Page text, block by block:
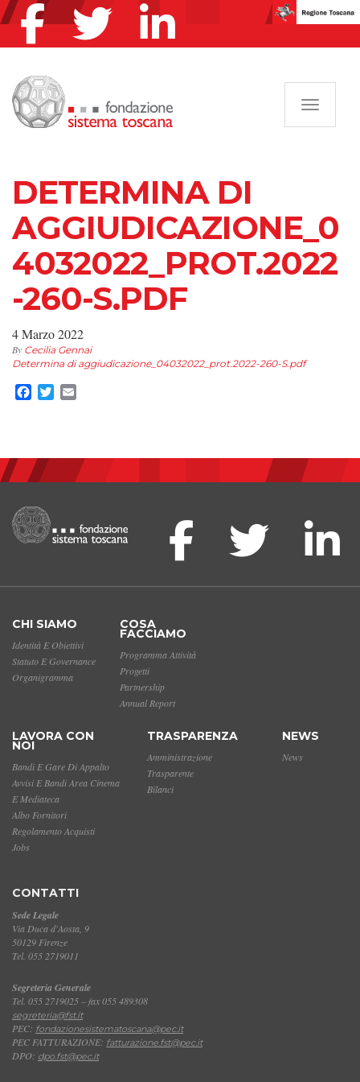
DETERMINA DI
AGGIUDICAZIONE_0
4032022_PROT.2022
-260-S.PDF
4 Marzo 2022
By Cecilia Gennai
Determina di aggiudicazione_04032022_prot.2022-260-S.pdf
Facebook
Twitter
CHI SIAMO
Identità E Obiettivi
Statuto E Governance
Organigramma
COSA
FACCIAMO
Programma Attività
Progetti
Partnership
Annual Report
LAVORA CON
NOI
Bandi E Gare Di Appalto
Avvisi E Bandi Area Cinema
E Mediateca
Albo Fornitori
Regolamento Acquisti
Jobs
TRASPARENZA
Amministrazione
Trasparente
Bilanci
NEWS
News
CONTATTI
Sede Legale
Via Duca d'Aosta, 9
50129 Firenze
Tel. 055 2719011
Segreteria Generale
Tel. 055 2719025 – fax 055 489308
segreteria@fst.it
PEC: fondazionesistematoscana@pec.it
PEC FATTURAZIONE: fatturazione.fst@pec.it
DPO: dpo.fst@pec.it